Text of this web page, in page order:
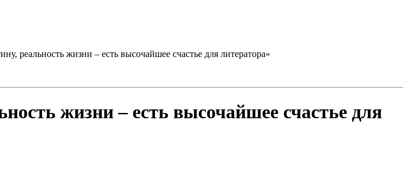
реальность жизни – есть высочайшее счастье для литератора»
жизни – есть высочайшее счастье для